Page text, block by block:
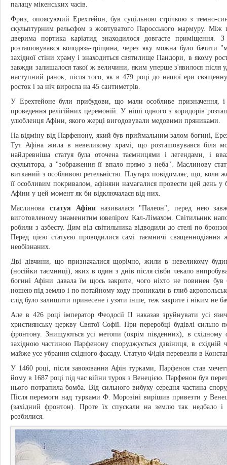
палацу мікенських часів.
Фриз, опоясуючий Ерехтейон, був суцільною стрічкою з темно-
скульптурним рельєфом з жовтуватого Паросського мармуру. Між
дверима портика каріатид знаходилося довгасте приміщення.
розташовувався колодязь-тріщина, через яку можна було бачити
західної стіни храму і знаходиться святилище Пандори, в якому
завжди залишалося такої ж величини, яким уперше з'явилося після
наступний ранок, після того, як в 479 році до нашої ери
росток і за ніч виросла на 45 сантиметрів.
У Ерехтейоне були прибудови, що мали особливе призначення, і
проведення релігійних церемоній. У ніші одного з коридорів
улюбленця Афіни, якого жерці вигодовували медовими пряниками.
На відміну від Парфенону, який був приймальним залом богині,
Тут Афіна жила в невеликому храмі, що розташовувався біля
найдревніша статуя була оточена таємницями і легендами, і
скульптора, а "зображення її впало прямо з неба". Маслинову
витканий з особливою ретельністю. Плутарх повідомляє, що, коли
її особливим покривалом, афіняни намагалися провести цей день у
Афіни у цей момент як би відключалася від них.
Маслинова статуя Афіниназивалася "Палеон", перед нею
виготовленому знаменитим ювеліром Кал-Лімахом. Світильник
робили з азбесту. Дим від світильника відводили до стелі по
Перед цією статуєю проводилися самі таємничі священнодіяння
необізнаних.
Дві дівчини, що призначалися щорічно, жили в невеликому
(носійки таємниці), яких в один з днів після сівби чекало
богині Афіни давала їм щось закрите, чого ніхто не повинен був
ношею під землю і по потайному ходу проникали в глиб
слід було залишити принесене і узяти інше, теж закрите і ніким не
Але в 426 році імператор Феодосії II наказав зруйнувати усі
християнську церкву Святої Софії. При переробці будівлі сильно
фронтону. Знищуються усі метопи (окрім південних), в східному
західною частиною Парфенону споруджується дзвіниця, в східній
майже усе убрання східного фасаду. Статую Фідія перевезли в
У 1460 році, після завоювання Афін турками, Парфенон став
йому в 1687 році під час війни турок з Венецією. Парфенон був
нього потрапила бомба. Від сильного вибуху середня частина
Після перемоги над турками Ф. Морозіні вирішив привезти у
(західний фронтон). Проте їх спускали на землю так недбало і
розбилися.